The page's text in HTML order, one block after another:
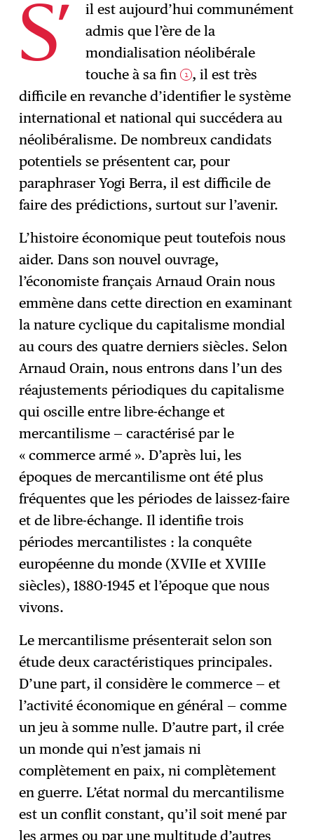
S’
il est aujourd’hui communément
admis que l’ère de la
mondialisation néolibérale
touche à sa fin 1 , il est très
difficile en revanche d’identifier le système
international et national qui succédera au
néolibéralisme. De nombreux candidats
potentiels se présentent car, pour
paraphraser Yogi Berra, il est difficile de
faire des prédictions, surtout sur l’avenir.
L’histoire économique peut toutefois nous
aider. Dans son nouvel ouvrage,
l’économiste français Arnaud Orain nous
emmène dans cette direction en examinant
la nature cyclique du capitalisme mondial
au cours des quatre derniers siècles. Selon
Arnaud Orain, nous entrons dans l’un des
réajustements périodiques du capitalisme
qui oscille entre libre-échange et
mercantilisme — caractérisé par le
« commerce armé ». D’après lui, les
époques de mercantilisme ont été plus
fréquentes que les périodes de laissez-faire
et de libre-échange. Il identifie trois
périodes mercantilistes : la conquête
européenne du monde (XVIIe et XVIIIe
siècles), 1880-1945 et l’époque que nous
vivons.
Le mercantilisme présenterait selon son
étude deux caractéristiques principales.
D’une part, il considère le commerce — et
l’activité économique en général — comme
un jeu à somme nulle. D’autre part, il crée
un monde qui n’est jamais ni
complètement en paix, ni complètement
en guerre. L’état normal du mercantilisme
est un conflit constant, qu’il soit mené par
les armes ou par une multitude d’autres